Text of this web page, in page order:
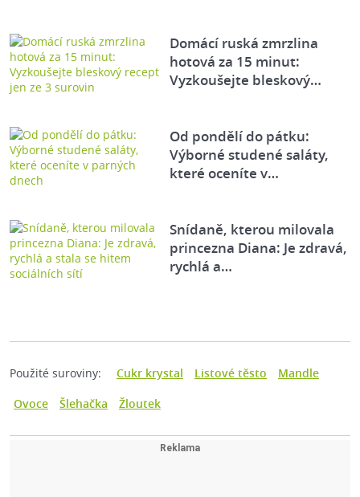
Domácí ruská zmrzlina
hotová za 15 minut:
Vyzkoušejte bleskový…
Od pondělí do pátku:
Výborné studené saláty,
které oceníte v…
Snídaně, kterou milovala
princezna Diana: Je zdravá,
rychlá a…
Použité suroviny: Cukr krystal Listové těsto
Mandle
Ovoce
Šlehačka Žloutek